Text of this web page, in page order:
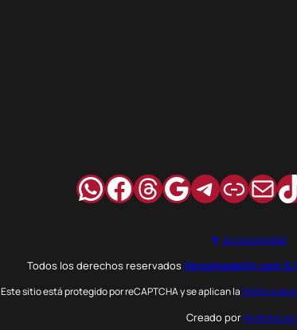
WhatsApp
Facebook
Hilos
Google
Accesibilidad
Todos los derechos reservados librosmedellin.com
Este sitio está protegido por reCAPTCHA y se aplican laPolítica de
Creado por